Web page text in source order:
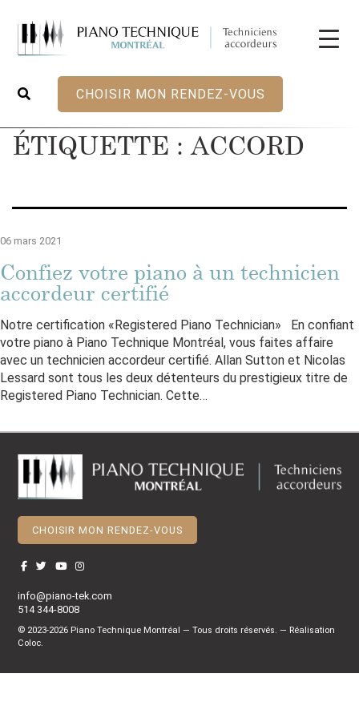
CHOISIR MON RENDEZ-VOUS
ÉTIQUETTE :ACCORD
06 mars 2021
Confiez votre piano à un technicien
accordeur certifié
Notre certification «Registered Piano Technician» En confiant
votre piano à Piano Technique Montréal, vous faites affaire
avec un technicien accordeur certifié. Allan Sutton et Nicolas
Lessard sont tous les deux détenteurs du prestigieux titre de
Registered Piano Technician. Cette…
CHOISIR MON RENDEZ-VOUS
info@piano-tek.com
514 344-8008
© 2023-2026 Piano Technique Montréal — Tous droits réservés. — Réalisation
Coloc.